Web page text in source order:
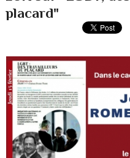
placard"